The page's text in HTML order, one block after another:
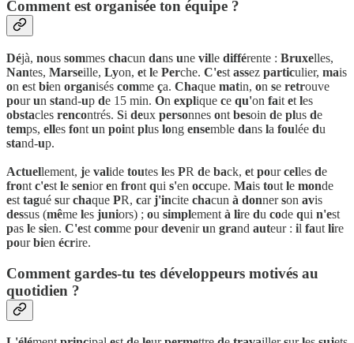
Comment est organisée ton équipe ?
Déjà, nous sommes chacun dans une ville différente : Bruxelles,
Nantes, Marseille, Lyon, et le Perche. C'est assez particulier, mais
on est bien organisés comme ça. Chaque matin, on se retrouve
pourun stand-up de 15 min. On explique ce qu'on fait et les
obstacles rencontrés. Si deux personnes ont besoin de plus de
temps, elles font un point plus long ensemble dans la foulée du
stand-up.
Actuellement, je valide toutes les PR de back, et pourcelles de
front c'est le senioren front qui s'en occupe. Mais tout le monde
est tagué surchaque PR, carj'incite chacun à donnerson avis
dessus (même les juniors) ; ou simplement à lire du code qui n'est
pas le sien. C'est comme pourdevenirun grand auteur : il faut lire
pourbien écrire.
Comment gardes-tu tes développeurs motivés au
quotidien ?